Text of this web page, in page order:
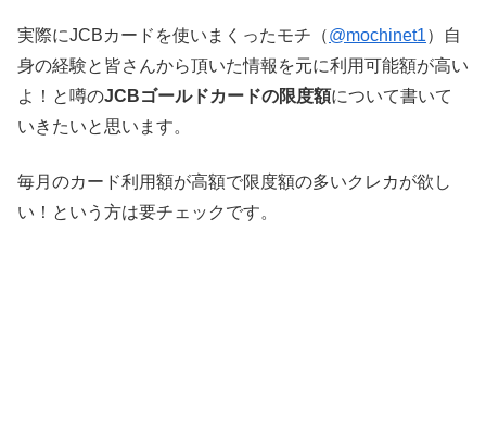
実際にJCBカードを使いまくったモチ（@mochinet1）自
身の経験と皆さんから頂いた情報を元に利用可能額が高い
よ！と噂のJCBゴールドカードの限度額について書いて
いきたいと思います。
毎月のカード利用額が高額で限度額の多いクレカが欲し
い！という方は要チェックです。